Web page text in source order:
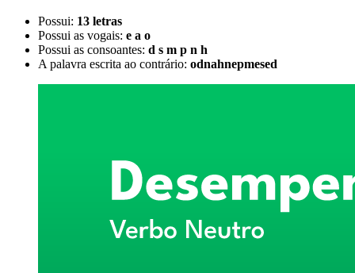
Possui: 13 letras
Possui as vogais: e a o
Possui as consoantes: d s m p n h
A palavra escrita ao contrário: odnahnepmesed